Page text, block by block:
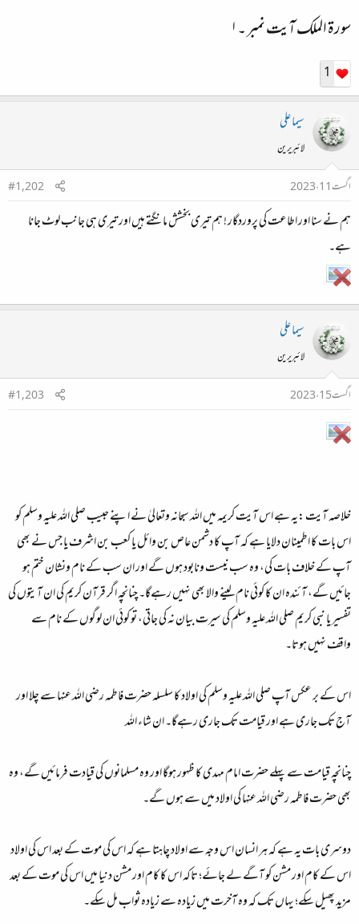
سورۃ الملک آیت نمبر ۔۱​
1
سیما علی
لائبریرین
اگست 11، 2023
#1,202
ہم نے سنا اور اطاعت کی پروردگار ! ہم تیری بخشش مانگتے ہیں اور تیری ہی جانب لوٹ جانا
ہے۔
سیما علی
لائبریرین
اگست 15، 2023
#1,203
خلاصہ آیت :یہ ہے اس آیت کریمہ میں الله سبحانہ وتعالیٰ نے اپنے حبیب صلی الله علیہ وسلم کو
اس بات کا اطمینان دلایا ہے کہ آپ کا دشمن عاص بن وائل یا کعب بن اشرف یا جس نے بھی
آپ کے خلاف بات کی، وہ سب نیست ونابود ہوں گے اور ان سب کے نام ونشان ختم ہو
جائیں گے، آئندہ ان کا کوئی نام لینے والا بھی نہیں رہےگا۔ چنانچہ اگر قرآن کریم کی ان آیتوں کی
تفسیر یا نبی کریم صلی الله علیہ وسلم کی سیرت بیان نہ کی جاتی، تو کوئی ان لوگوں کے نام سے
واقف نہیں ہوتا۔
اس کے بر عکس آپ صلی الله علیہ وسلم کی اولاد کا سلسلہ حضرت فاطمہ رضی الله عنہا سے چلا اور
آج تک جاری ہے اور قیامت تک جاری رہےگا۔ ان شاء الله
چنانچہ قیامت سے پہلے حضرت امام مہدی کا ظہور ہوگا اور وہ مسلمانوں کی قیادت فرمائیں گے، وہ
بھی حضرت فاطمہ رضی الله عنہا کی اولاد میں سے ہوں گے۔
دوسری بات یہ ہے کہ ہر انسان اس وجہ سے اولاد چاہتا ہے کہ اس کی موت کے بعد اس کی اولاد
اس کے کام اور مشن کو آگے لے جائے؛ تاکہ اس کا کام اور مشن دنیا میں اس کی موت کے بعد
مزید پھیل سکے؛ یہاں تک کہ وہ آخرت میں زیادہ سے زیادہ ثواب مل سکے۔